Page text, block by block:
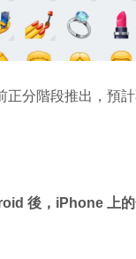
正分階段推出，預
後，iPhone 上